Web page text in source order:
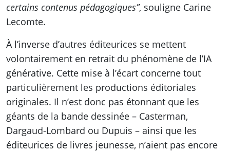
certains contenus pédagogiques”, souligne Carine
Lecomte.
À l’inverse d’autres éditeurices se mettent
volontairement en retrait du phénomène de l’IA
générative. Cette mise à l’écart concerne tout
particulièrement les productions éditoriales
originales. Il n’est donc pas étonnant que les
géants de la bande dessinée – Casterman,
Dargaud-Lombard ou Dupuis – ainsi que les
éditeurices de livres jeunesse, n’aient pas encore